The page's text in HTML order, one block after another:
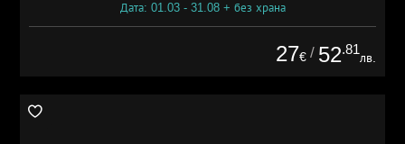
Дата: 01.03 - 31.08 + без храна
27€ / 52.81
лв.